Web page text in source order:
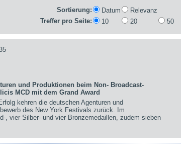
Sortierung: Datum
Relevanz
Treffer pro Seite:
10 20 50
und Produktionen beim Non- Broadcast-
MCD mit dem Grand Award
kehren die deutschen Agenturen und
des New York Festivals zurück. Im
, vier Silber- und vier Bronzemedaillen, zudem sieben